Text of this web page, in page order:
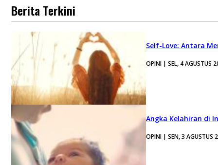
Berita Terkini
Self-Love: Antara
OPINI | SEL, 4 AGUSTUS
Angka Kelahiran di
OPINI | SEN, 3 AGUSTUS